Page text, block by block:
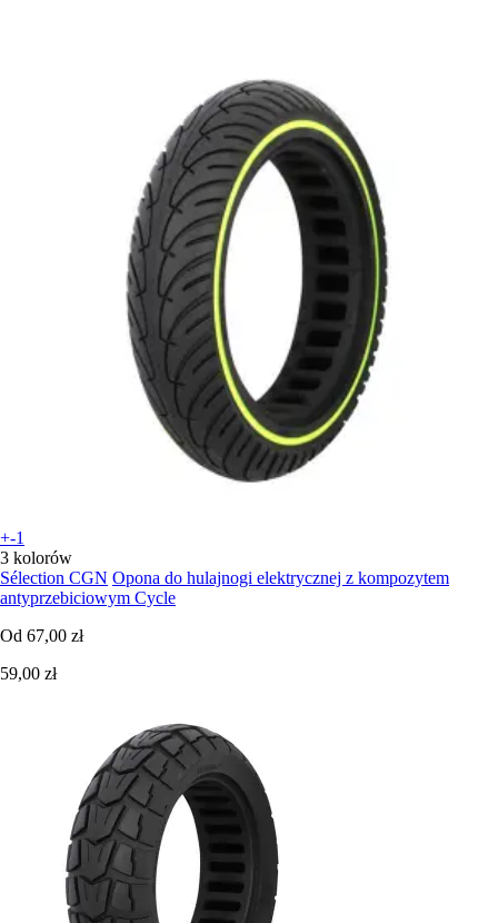
+-1
3 kolorów
Sélection CGN Opona do hulajnogi elektrycznej z kompozytem
antyprzebiciowym Cycle
Od 67,00 zł
59,00 zł